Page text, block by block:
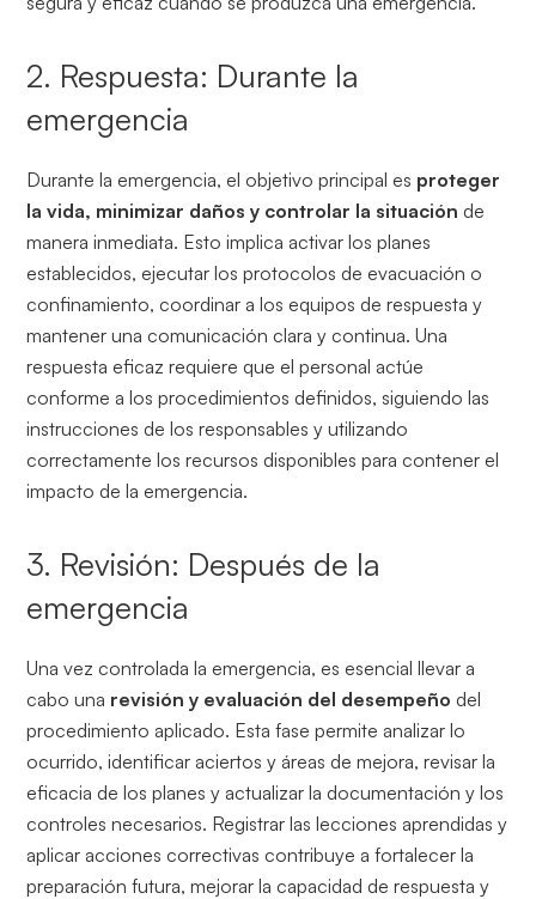
2. Respuesta: Durante la
emergencia
Durante la emergencia, el objetivo principal es proteger
la vida, minimizar daños y controlar la situación de
manera inmediata. Esto implica activar los planes
establecidos, ejecutar los protocolos de evacuación o
confinamiento, coordinar a los equipos de respuesta y
mantener una comunicación clara y continua. Una
respuesta eficaz requiere que el personal actúe
conforme a los procedimientos definidos, siguiendo las
instrucciones de los responsables y utilizando
correctamente los recursos disponibles para contener el
impacto de la emergencia.
3. Revisión: Después de la
emergencia
Una vez controlada la emergencia, es esencial llevar a
cabo una revisión y evaluación del desempeño del
procedimiento aplicado. Esta fase permite analizar lo
ocurrido, identificar aciertos y áreas de mejora, revisar la
eficacia de los planes y actualizar la documentación y los
controles necesarios. Registrar las lecciones aprendidas y
aplicar acciones correctivas contribuye a fortalecer la
preparación futura, mejorar la capacidad de respuesta y